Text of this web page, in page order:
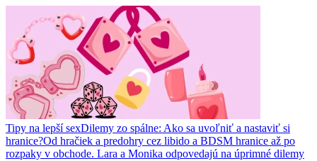
Tipy na lepší sexDilemy zo spálne: Ako sa uvoľniť a nastaviť si
hranice?Od hračiek a predohry cez libido a BDSM hranice až po
rozpaky v obchode. Lara a Monika odpovedajú na úprimné dilemy